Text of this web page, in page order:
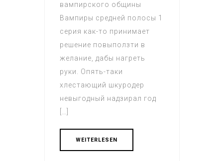
вампирского общины
Вампиры средней полосы 1
серия как-то принимает
решение повыползти в
желание, дабы нагреть
руки. Опять-таки
хлестающий шкуродер
невыгодный надзирал год
WEITERLESEN